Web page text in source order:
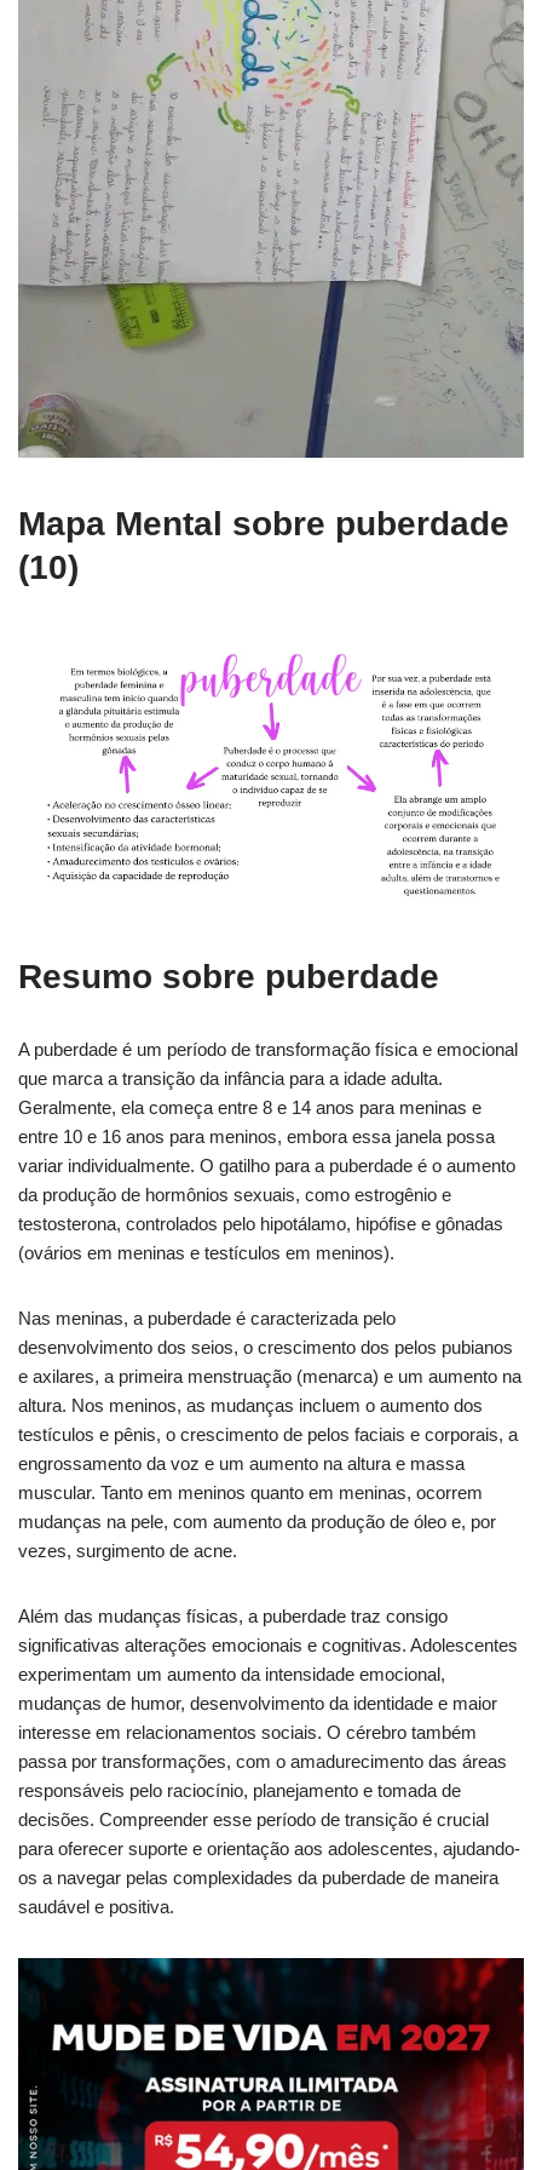
Mapa Mental sobre puberdade
(10)
Resumo sobre puberdade
A puberdade é um período de transformação física e emocional
que marca a transição da infância para a idade adulta.
Geralmente, ela começa entre 8 e 14 anos para meninas e
entre 10 e 16 anos para meninos, embora essa janela possa
variar individualmente. O gatilho para a puberdade é o aumento
da produção de hormônios sexuais, como estrogênio e
testosterona, controlados pelo hipotálamo, hipófise e gônadas
(ovários em meninas e testículos em meninos).
Nas meninas, a puberdade é caracterizada pelo
desenvolvimento dos seios, o crescimento dos pelos pubianos
e axilares, a primeira menstruação (menarca) e um aumento na
altura. Nos meninos, as mudanças incluem o aumento dos
testículos e pênis, o crescimento de pelos faciais e corporais, a
engrossamento da voz e um aumento na altura e massa
muscular. Tanto em meninos quanto em meninas, ocorrem
mudanças na pele, com aumento da produção de óleo e, por
vezes, surgimento de acne.
Além das mudanças físicas, a puberdade traz consigo
significativas alterações emocionais e cognitivas. Adolescentes
experimentam um aumento da intensidade emocional,
mudanças de humor, desenvolvimento da identidade e maior
interesse em relacionamentos sociais. O cérebro também
passa por transformações, com o amadurecimento das áreas
responsáveis pelo raciocínio, planejamento e tomada de
decisões. Compreender esse período de transição é crucial
para oferecer suporte e orientação aos adolescentes, ajudando-
os a navegar pelas complexidades da puberdade de maneira
saudável e positiva.